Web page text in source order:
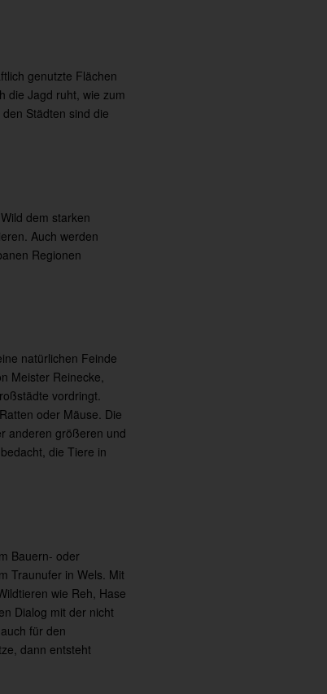
genutzte Flächen
die Jagd ruht, wie zum
Städten sind die
dem starken
Auch werden
Regionen
natürlichen Feinde
Meister Reinecke,
vordringt.
oder Mäuse. Die
anderen größeren und
die Tiere in
Bauern- oder
Traunufer in Wels. Mit
wie Reh, Hase
Dialog mit der nicht
für den
dann entsteht